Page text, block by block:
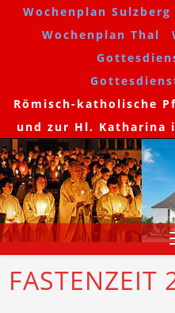
Wochenplan Sulzberg
Wochenplan Thal
Römisch-katholische
und zur Hl. Katharina
FASTENZEIT